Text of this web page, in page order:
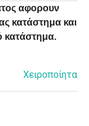
αφορουν
κατάστημα και
κατάστημα.
Χειροποίητα